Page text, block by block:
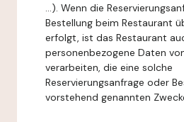
...). Wenn die
Bestellung beim Restaurant
erfolgt, ist das Restaurant
personenbezogene Daten
verarbeiten, die eine solche
Reservierungsanfrage oder
vorstehend genannten